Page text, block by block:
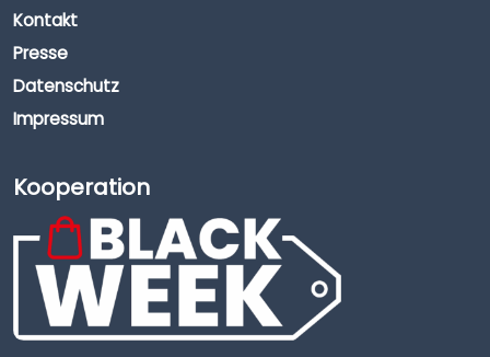
Kontakt
Presse
Datenschutz
Impressum
Kooperation